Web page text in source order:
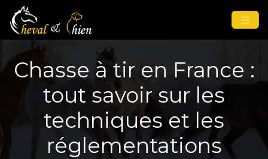
Chasse à tir en France :
tout savoir sur les
techniques et les
réglementations